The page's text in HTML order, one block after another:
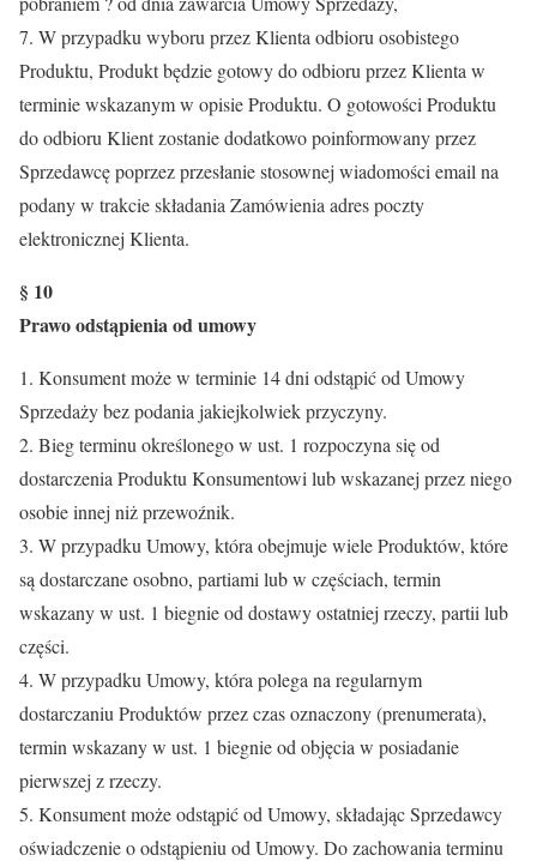
7. W przypadku wyboru przez Klienta odbioru osobistego
Produktu, Produkt będzie gotowy do odbioru przez Klienta w
terminie wskazanym w opisie Produktu. O gotowości Produktu
do odbioru Klient zostanie dodatkowo poinformowany przez
Sprzedawcę poprzez przesłanie stosownej wiadomości email na
podany w trakcie składania Zamówienia adres poczty
elektronicznej Klienta.
§ 10
Prawo odstąpienia od umowy
1. Konsument może w terminie 14 dni odstąpić od Umowy
Sprzedaży bez podania jakiejkolwiek przyczyny.
2. Bieg terminu określonego w ust. 1 rozpoczyna się od
dostarczenia Produktu Konsumentowi lub wskazanej przez niego
osobie innej niż przewoźnik.
3. W przypadku Umowy, która obejmuje wiele Produktów, które
są dostarczane osobno, partiami lub w częściach, termin
wskazany w ust. 1 biegnie od dostawy ostatniej rzeczy, partii lub
części.
4. W przypadku Umowy, która polega na regularnym
dostarczaniu Produktów przez czas oznaczony (prenumerata),
termin wskazany w ust. 1 biegnie od objęcia w posiadanie
pierwszej z rzeczy.
5. Konsument może odstąpić od Umowy, składając Sprzedawcy
oświadczenie o odstąpieniu od Umowy. Do zachowania terminu